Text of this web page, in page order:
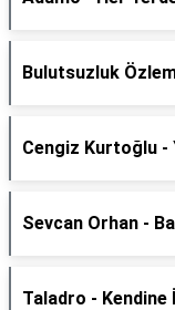
Bulutsuzluk
Cengiz Kurtoğlu -
Sevcan Orhan -
Taladro - Kendine